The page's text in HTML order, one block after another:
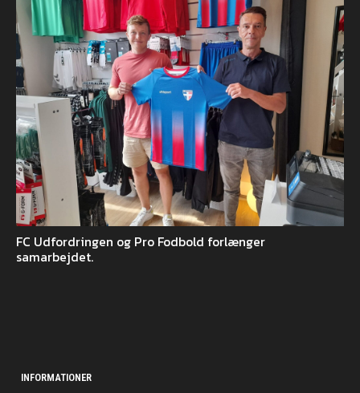
FC Udfordringen og Pro Fodbold forlænger
samarbejdet.
INFORMATIONER